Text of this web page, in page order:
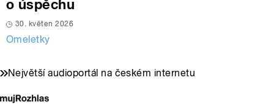
o úspěchu
30. květen 2026
Omeletky
Největší audioportál na českém internetu